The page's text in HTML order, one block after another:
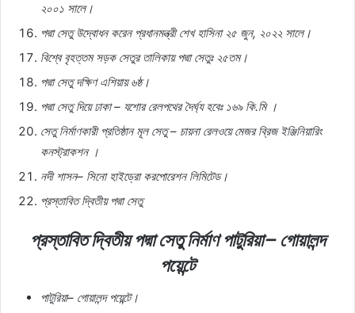
২০০১ সালে।
পদ্মা সেতু উদ্বোধন করেন প্রধানমন্ত্রী শেখ হাসিনা ২৫ জুন, ২০২২ সালে।
বিশ্বে বৃহত্তম সড়ক সেতুর তালিকায় পদ্মা সেতুঃ ২৫তম।
পদ্মা সেতু দক্ষিণ এশিয়ায় ৬ষ্ঠ।
পদ্মা সেতু দিয়ে ঢাকা– যশোর রেলপথের দৈর্ঘ্য হবেঃ ১৬৯ কি.মি ।
সেতু নির্মাণকারী প্রতিষ্ঠান মূল সেতু– চায়না রেলওয়ে মেজর ব্রিজ ইঞ্জিনিয়ারিং
কনস্ট্রাকশন ।
নদী শাসন– সিনো হাইড্রো করপোরেশন লিমিটেড।
প্রস্তাবিত দ্বিতীয় পদ্মা সেতু
প্রস্তাবিতদ্বিতীয় পদ্মাসেতুনির্মাণপাটুরিয়া–গোয়ালন্দ
পয়েন্টে
পাটুরিয়া– গোয়ালন্দ পয়েন্টে।